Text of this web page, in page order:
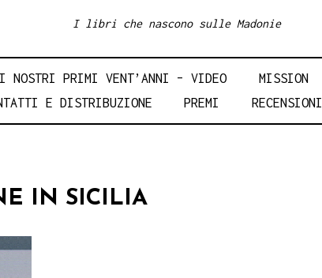
I libri che nascono sulle Madonie
I NOSTRI PRIMI VENT’ANNI – VIDEO MISSION
E DISTRIBUZIONE
PREMI RECENSIONI
IN SICILIA